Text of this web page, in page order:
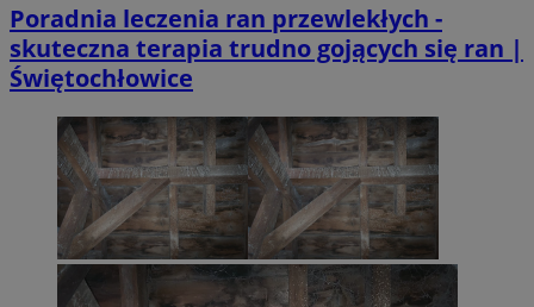
Poradnia leczenia ran przewlekłych -
skuteczna terapia trudno gojących się ran |
Świętochłowice